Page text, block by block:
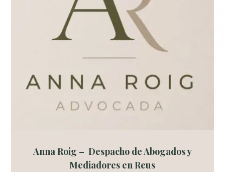
Anna Roig – Despacho de Abogados y
Mediadores en Reus